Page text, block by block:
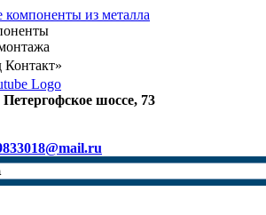
компоненты из металла
Контакт»
шоссе, 73